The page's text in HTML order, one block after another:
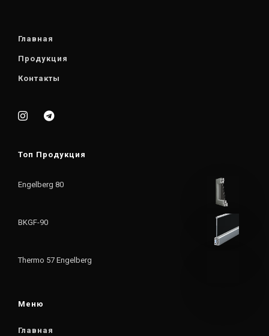
Главная
Продукция
Контакты
Топ Продукция
Engelberg 80
BKGF-90
Thermo 57 Engelberg
Меню
Главная